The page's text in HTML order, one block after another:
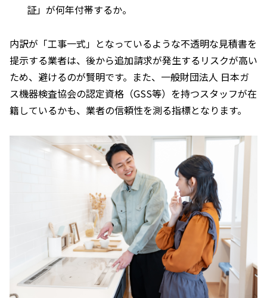
証」が何年付帯するか。
内訳が「工事一式」となっているような不透明な見積書を
提示する業者は、後から追加請求が発生するリスクが高い
ため、避けるのが賢明です。また、一般財団法人 日本ガ
ス機器検査協会の認定資格（GSS等）を持つスタッフが在
籍しているかも、業者の信頼性を測る指標となります。